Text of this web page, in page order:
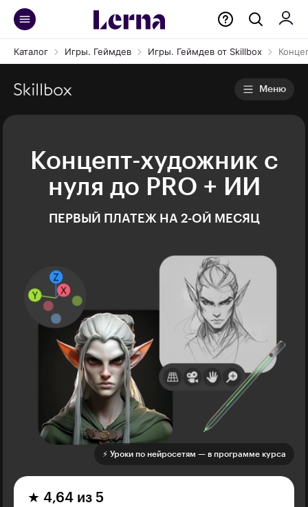
Каталог Игры. Геймдев Игры. Геймдев от Skillbox
Меню
Концепт-художник с
нуля до PRO + ИИ
ПЕРВЫЙ ПЛАТЕЖ НА 2-ОЙ МЕСЯЦ
⚡️ Уроки по нейросетям — в программе курса
★ 4,64 из 5